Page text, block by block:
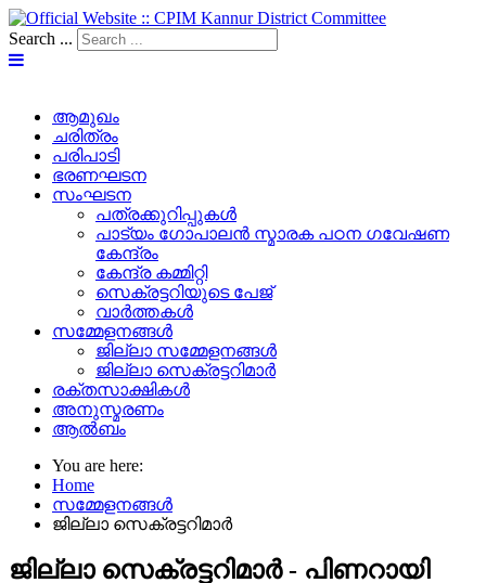
Search ...
ആമുഖം
ചരിത്രം
പരിപാടി
ഭരണഘടന
സംഘടന
പത്രക്കുറിപ്പുകള്‍
പാട്യം ഗോപാലൻ സ്മാരക പഠന ഗവേഷണ
കേന്ദ്രം
കേന്ദ്ര കമ്മിറ്റി
സെക്രട്ടറിയുടെ പേജ്‌
വാർത്തകൾ
സമ്മേളനങ്ങൾ
ജില്ലാ സമ്മേളനങ്ങൾ
ജില്ലാ സെക്രട്ടറിമാർ
രക്തസാക്ഷികൾ
അനുസ്മരണം
ആൽബം
You are here:
Home
സമ്മേളനങ്ങൾ
ജില്ലാ സെക്രട്ടറിമാർ
ജില്ലാ സെക്രട്ടറിമാർ - പിണറായി